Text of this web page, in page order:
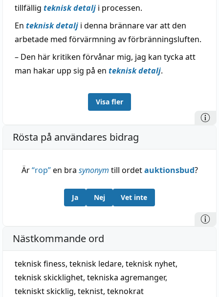
tillfällig teknisk detalj i processen.
En teknisk detalj i denna brännare var att den
arbetade med förvärmning av förbränningsluften.
– Den här kritiken förvånar mig, jag kan tycka att
man hakar upp sig på en teknisk detalj.
Visa fler
Rösta på användares bidrag
Är“rop”en bra synonym till ordetauktionsbud?
Ja Nej Vet inte
Nästkommande ord
teknisk finess, teknisk ledare, teknisk nyhet,
teknisk skicklighet, tekniska agremanger,
tekniskt skicklig, teknist, teknokrat